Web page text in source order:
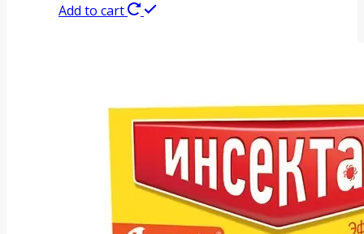
Add to cart